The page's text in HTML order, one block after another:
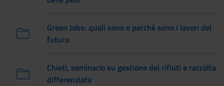
Green Jobs: quali sono e perché sono i lavori del
futuro
Chieti, seminario su gestione dei rifiuti e raccolta
differenziata